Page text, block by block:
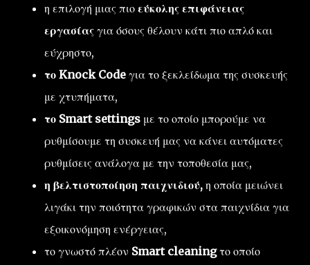
η επιλογή μιας πιο εύκολης επιφάνειας
εργασίας για όσους θέλουν κάτι πιο απλό και
εύχρηστο,
το Knock Code για το ξεκλείδωμα της συσκευής
με χτυπήματα,
το Smart settings με το οποίο μπορούμε να
ρυθμίσουμε τη συσκευή μας να κάνει αυτόματες
ρυθμίσεις ανάλογα με την τοποθεσία μας,
η βελτιστοποίηση παιχνιδιού, η οποία μειώνει
λιγάκι την ποιότητα γραφικών στα παιχνίδια για
εξοικονόμηση ενέργειας,
το γνωστό πλέον Smart cleaningτο οποίο